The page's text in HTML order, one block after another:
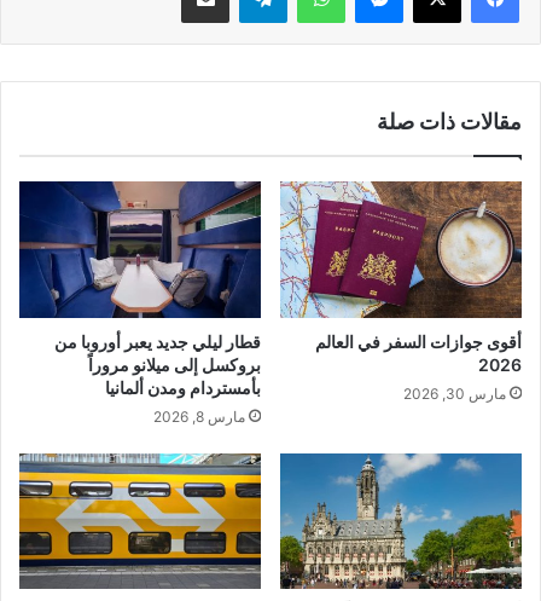
مقالات ذات صلة
أقوى جوازات السفر في العالم
2026
مارس 30, 2026
قطار ليلي جديد يعبر أوروبا من
بروكسل إلى ميلانو مروراً
بأمستردام ومدن ألمانيا
مارس 8, 2026